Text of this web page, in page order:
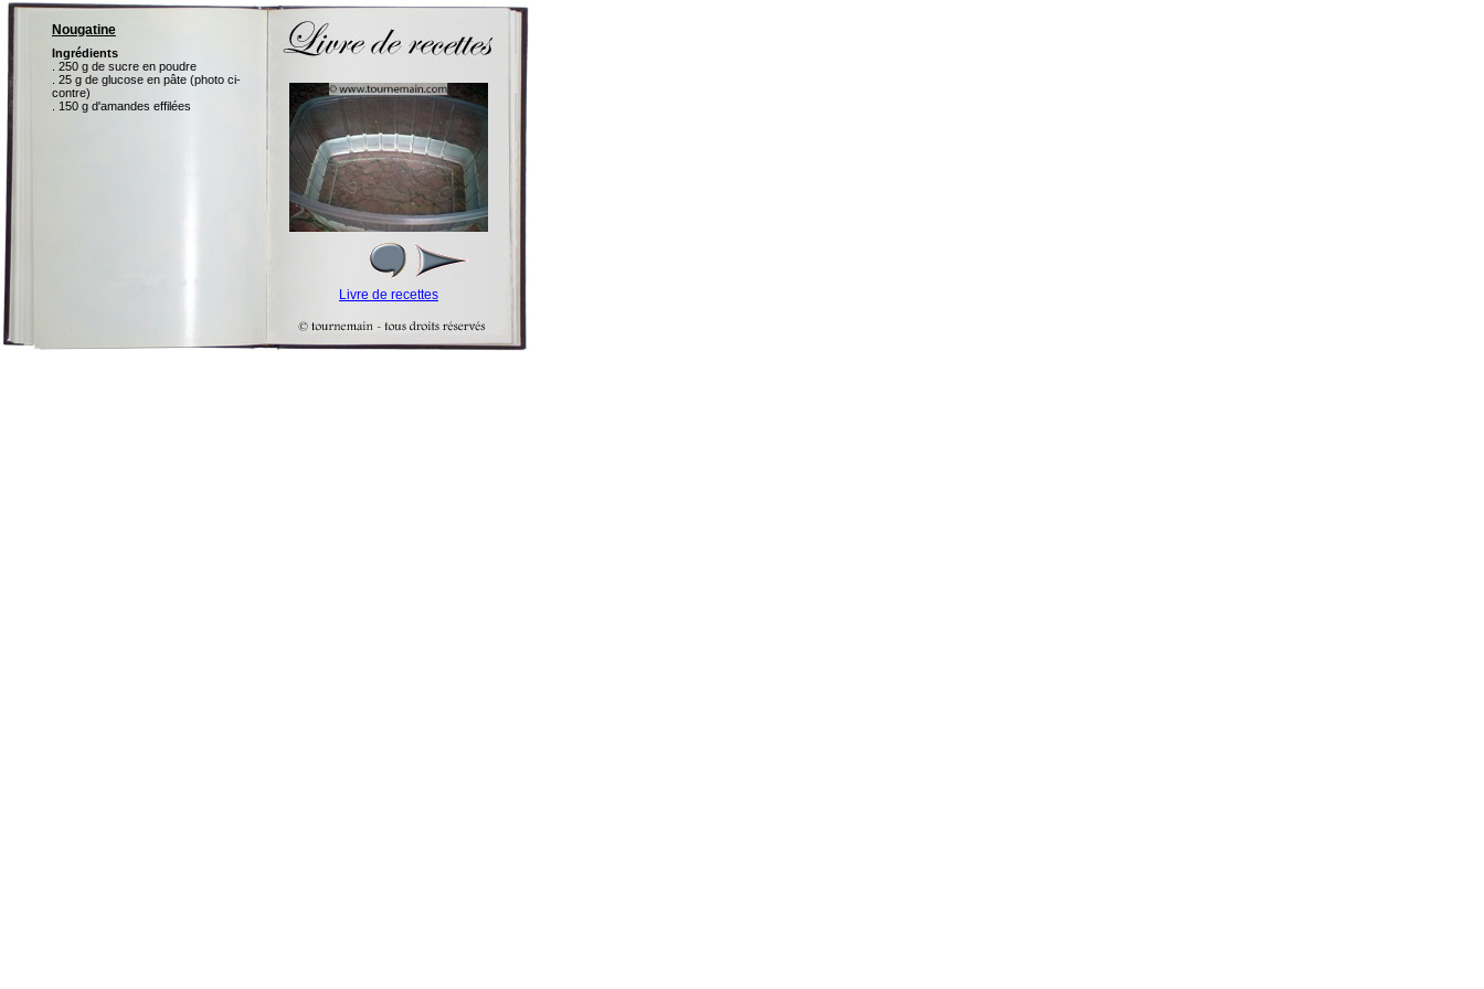
Nougatine
Ingrédients
. 250 g de sucre en poudre
. 25 g de glucose en pâte (photo ci-
contre)
. 150 g d'amandes effilées
Livre de recettes